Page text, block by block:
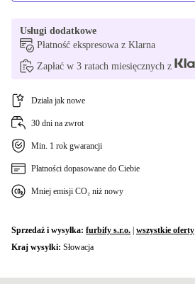
Usługi dodatkowe
Płatność ekspresowa z Klarna
Zapłać w 3 ratach miesięcznych z
Działa jak nowe
30 dni na zwrot
Min. 1 rok gwarancji
Płatności dopasowane do Ciebie
Mniej emisji CO₂ niż nowy
Sprzedaż i wysyłka: furbify s.r.o. wszystkie oferty
Kraj wysyłki: Słowacja